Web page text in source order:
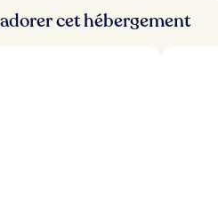
cet hébergement